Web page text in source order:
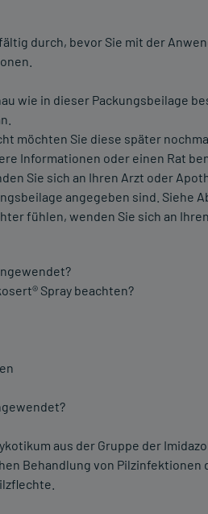
durch, bevor Sie mit der
wie in dieser Packungsbeilage
möchten Sie diese später
Informationen oder einen Rat
Sie sich an Ihren Arzt oder
angegeben sind. Siehe
fühlen, wenden Sie sich an
Spray beachten?
aus der Gruppe der
Behandlung von Pilzinfektionen